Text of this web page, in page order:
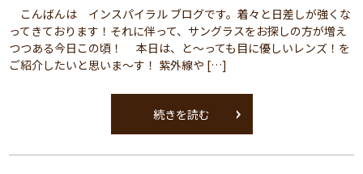
こんばんは インスパイラル ブログです。着々と日差しが強くな
ってきております！それに伴って、サングラスをお探しの方が増え
つつある今日この頃！ 本日は、と～っても目に優しいレンズ！を
ご紹介したいと思いま～す！ 紫外線や […]
続きを読む